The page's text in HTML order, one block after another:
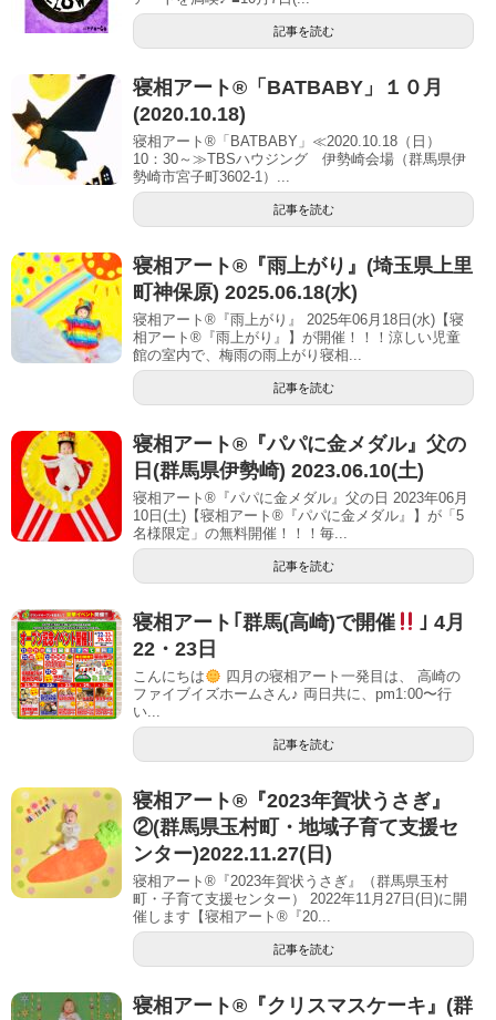
記事を読む
寝相アート®「BATBABY」１０月
(2020.10.18)
寝相アート®「BATBABY」≪2020.10.18（日）
10：30～≫TBSハウジング 伊勢崎会場（群馬県伊
勢崎市宮子町3602-1）...
記事を読む
寝相アート®︎『雨上がり』(埼玉県上里
町神保原) 2025.06.18(水)
寝相アート®『雨上がり』 2025年06月18日(水)【寝
相アート®︎『雨上がり』】が開催！！！涼しい児童
館の室内で、梅雨の雨上がり寝相...
記事を読む
寝相アート®︎『パパに金メダル』父の
日(群馬県伊勢崎) 2023.06.10(土)
寝相アート®『パパに金メダル』父の日 2023年06月
10日(土)【寝相アート®︎『パパに金メダル』】が「5
名様限定」の無料開催！！！毎...
記事を読む
寝相アート｢群馬(高崎)で開催
｣ 4月
22・23日
こんにちは
四月の寝相アート一発目は、 高崎の
ファイブイズホームさん♪ 両日共に、pm1:00〜行
い...
記事を読む
寝相アート®︎『2023年賀状うさぎ』
②(群馬県玉村町・地域子育て支援セ
ンター)2022.11.27(日)
寝相アート®『2023年賀状うさぎ』（群馬県玉村
町・子育て支援センター） 2022年11月27日(日)に開
催します【寝相アート®︎『20...
記事を読む
寝相アート®︎『クリスマスケーキ』(群